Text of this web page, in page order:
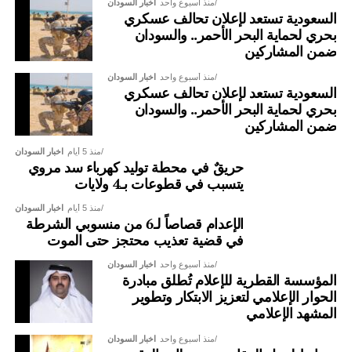
اخبار السودان منذ أسبوع واحد
السعودية تستعد لإعلان تحالف عسكري
بحري لحماية البحر الأحمر.. والسودان
ضمن المشاركين
اخبار السودان منذ أسبوع واحد
السعودية تستعد لإعلان تحالف عسكري
بحري لحماية البحر الأحمر.. والسودان
ضمن المشاركين
اخبار السودان منذ 5 أيام
حريقٌ في محطة توليد كهرباء سد مروي
يتسبب في قطوعات بـ4 ولايات
اخبار السودان منذ 5 أيام
الإعدام قصاصاً لـ6 من منسوبي الشرطة
في قضية تعذيب محتجز حتى الموت
اخبار السودان منذ أسبوع واحد
المؤسسة القطرية للإعلام تُطلق مبادرة
الحوار الإعلامي لتعزيز الابتكار وتطوير
المشهد الإعلامي
اخبار السودان منذ أسبوع واحد